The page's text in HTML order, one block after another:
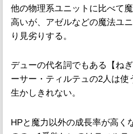
他の物理系ユニットに比べて
高いが、アゼルなどの魔法ユ
り見劣りする。
デューの代名詞でもある【ね
ーサー・ティルテュの2人は使
生かしきれない。
HPと魔力以外の成長率が高く